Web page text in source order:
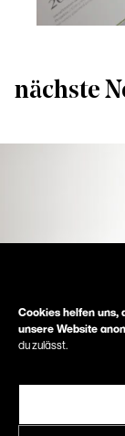
Cookies helfen uns,
unsere Website
du zulässt.
nächste